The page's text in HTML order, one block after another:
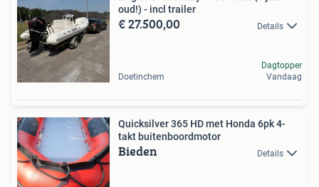
oud!) - incl trailer
€ 27.500,00 Details
Doetinchem
Dagtopper
Vandaag
Quicksilver 365 HD met Honda 6pk 4-
takt buitenboordmotor
Bieden Details